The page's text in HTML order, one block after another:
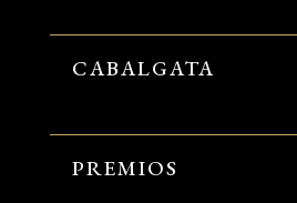
CABALGATA
PREMIOS